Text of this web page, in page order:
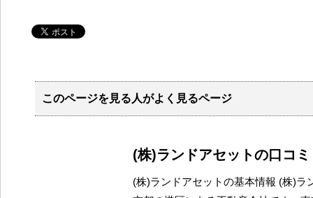
このページを見る人がよく見るページ
(株)ランドアセットの口コ
(株)ランドアセットの基本情報 (株)ラ